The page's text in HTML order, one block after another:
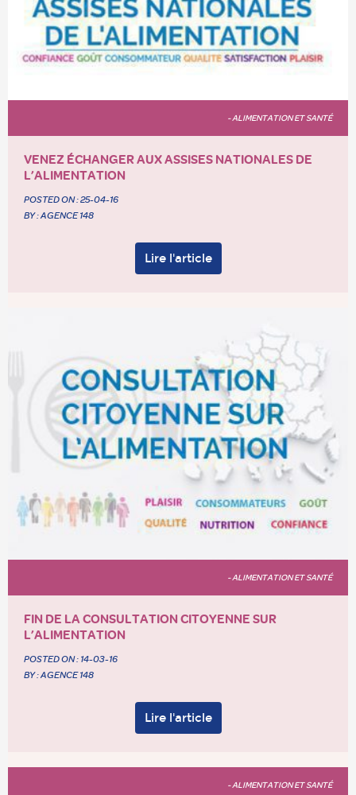
- ALIMENTATION ET SANTÉ
VENEZ ÉCHANGER AUX ASSISES NATIONALES DE
L’ALIMENTATION
POSTED ON :25-04-16
BY : AGENCE 148
Lire l'article
- ALIMENTATION ET SANTÉ
FIN DE LA CONSULTATION CITOYENNE SUR
L’ALIMENTATION
POSTED ON : 14-03-16
BY : AGENCE 148
Lire l'article
- ALIMENTATION ET SANTÉ